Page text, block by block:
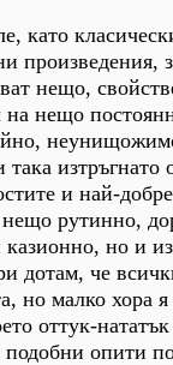
като
произведения,
нещо,
на нещо
така изтръгнато
и най-
нещо рутинно,
но и
дотам, че
но малко хора
оттук-
подобни опити